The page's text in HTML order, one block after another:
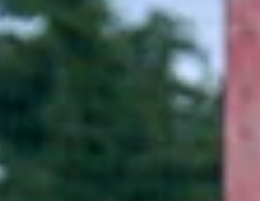
賑わいを創出することを目的として締結さ
ました。 今後は、地域イベントや交流事
業、ビーチサッカーの普及活動、ファン・